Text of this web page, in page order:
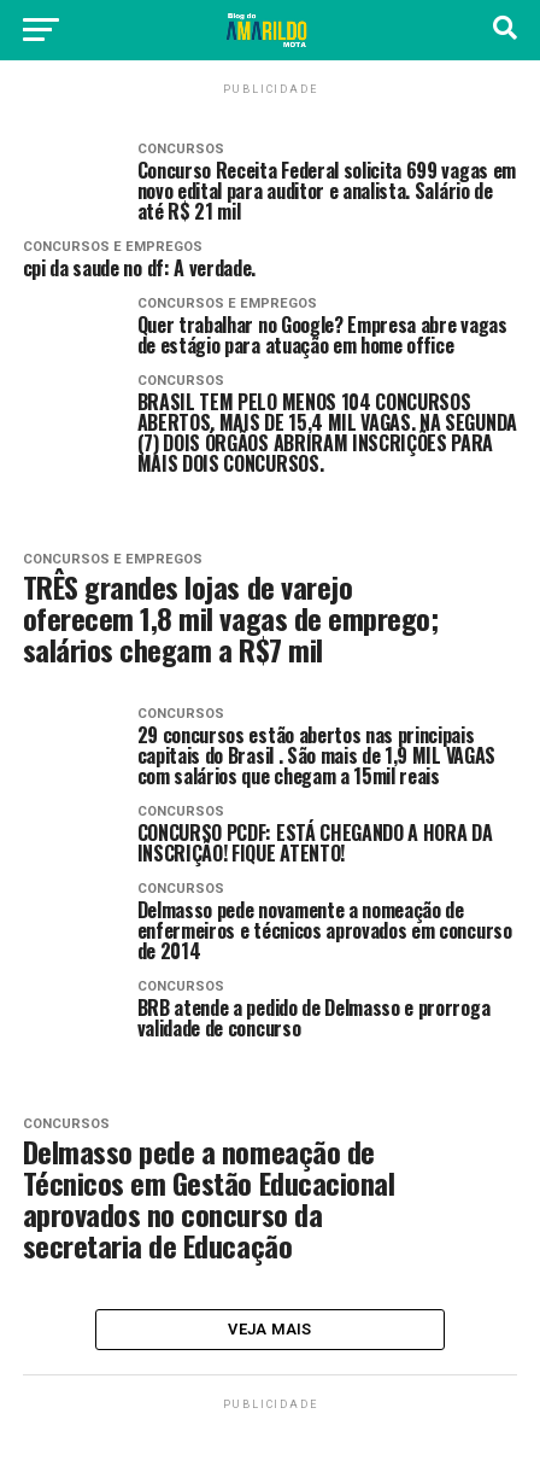
PUBLICIDADE
CONCURSOS
Concurso Receita Federal solicita 699 vagas em
novo edital para auditor e analista. Salário de
até R$ 21 mil
CONCURSOS E EMPREGOS
cpi da saude no df: A verdade.
CONCURSOS E EMPREGOS
Quer trabalhar no Google? Empresa abre vagas
de estágio para atuação em home office
CONCURSOS
BRASIL TEM PELO MENOS 104 CONCURSOS
ABERTOS. MAIS DE 15,4 MIL VAGAS. NA SEGUNDA
(7) DOIS ÓRGÃOS ABRIRAM INSCRIÇÕES PARA
MAIS DOIS CONCURSOS.
CONCURSOS E EMPREGOS
TRÊS grandes lojas de varejo
oferecem 1,8 mil vagas de emprego;
salários chegam a R$7 mil
CONCURSOS
29 concursos estão abertos nas principais
capitais do Brasil . São mais de 1,9 MIL VAGAS
com salários que chegam a 15mil reais
CONCURSOS
CONCURSO PCDF: ESTÁ CHEGANDO A HORA DA
INSCRIÇÃO! FIQUE ATENTO!
CONCURSOS
Delmasso pede novamente a nomeação de
enfermeiros e técnicos aprovados em concurso
de 2014
CONCURSOS
BRB atende a pedido de Delmasso e prorroga
validade de concurso
CONCURSOS
Delmasso pede a nomeação de
Técnicos em Gestão Educacional
aprovados no concurso da
secretaria de Educação
VEJA MAIS
PUBLICIDADE